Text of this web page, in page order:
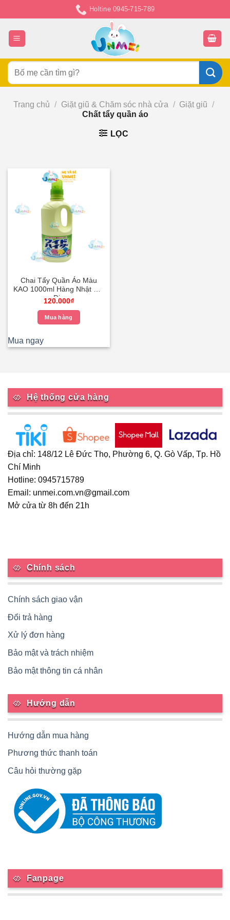
đến
nội
dung
Holtine 0945-715-789
Tìm
kiếm:
Trang chủ / Giặt giũ & Chăm sóc nhà cửa / Giặt giũ /
Chất tẩy quần áo
LỌC
Chai Tẩy Quần Áo Màu
KAO 1000ml Hàng Nhật Nội
Địa
120.000₫
Mua hàng
Mua ngay
Hệ thống cửa hàng
Địa chỉ: 148/12 Lê Đức Thọ, Phường 6, Q. Gò Vấp, Tp. Hồ
Chí Minh
Hotline: 0945715789
Email: unmei.com.vn@gmail.com
Mở cửa từ 8h đến 21h
Chính sách
Chính sách giao vận
Đổi trả hàng
Xử lý đơn hàng
Bảo mật và trách nhiệm
Bảo mật thông tin cá nhân
Hướng dẫn
Hướng dẫn mua hàng
Phương thức thanh toán
Câu hỏi thường gặp
Fanpage